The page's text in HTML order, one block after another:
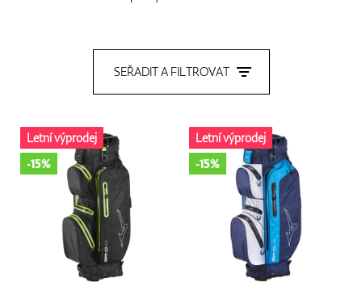
Vozíky
SEŘADIT A FILTROVAT
Letní výprodej
-15%
Letní výprodej
-15%